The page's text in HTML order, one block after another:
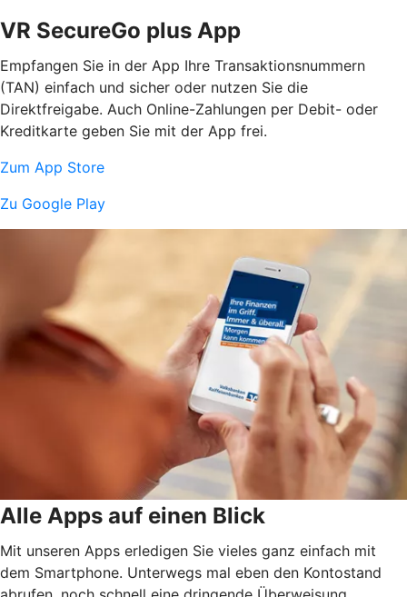
VR SecureGo plus App
Empfangen Sie in der App Ihre Transaktionsnummern
(TAN) einfach und sicher oder nutzen Sie die
Direktfreigabe. Auch Online-Zahlungen per Debit- oder
Kreditkarte geben Sie mit der App frei.
Zum App Store
Zu Google Play
Alle Apps auf einen Blick
Mit unseren Apps erledigen Sie vieles ganz einfach mit
dem Smartphone. Unterwegs mal eben den Kontostand